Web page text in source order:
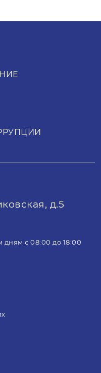
д.5
с 08:00 до 18:00